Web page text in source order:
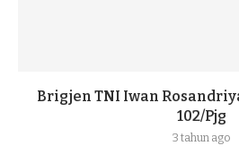
Brigjen TNI Iwan
102/Pjg
3 tahun ago